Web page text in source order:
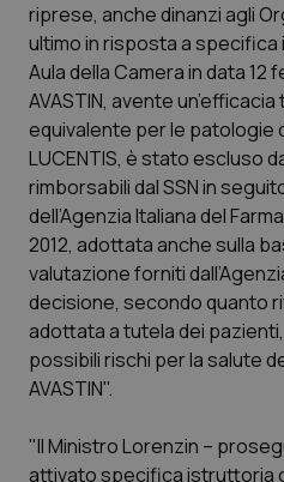
QS Pro
Professionisti Sanitari.AI
Abruzzo
Basilicata
Calabria
Campania
Emilia-Romagna
Friuli Venezia Giulia
QS Pro Gold
Artrite & artrosi
Asma & BPCO
Car-T
Colesterolo &
Dermatite Atopica
QS Club Newsletter
riprese, anche dinanzi agli
ultimo in risposta a
Aula della Camera in data 12
AVASTIN, avente
equivalente per le patologie
LUCENTIS, è stato escluso
rimborsabili dal SSN in
dell’Agenzia Italiana del
2012, adottata anche sulla
valutazione forniti
decisione, secondo quanto
adottata a tutela dei
possibili rischi per la salute
AVASTIN".
"Il Ministro Lorenzin –
attivato specifica istruttoria